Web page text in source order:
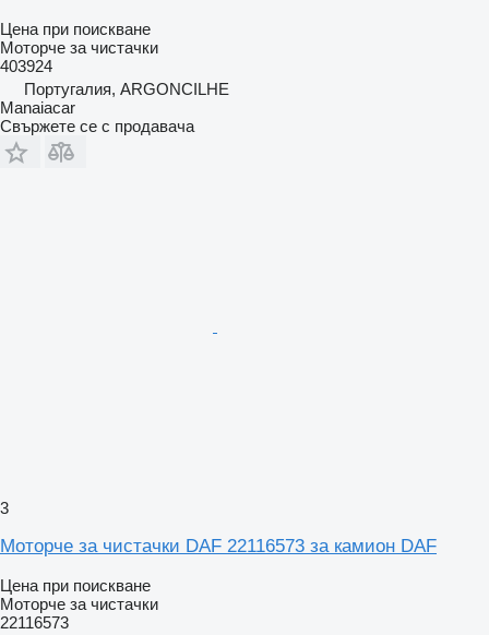
Цена при поискване
Моторче за чистачки
403924
Португалия, ARGONCILHE
Manaiacar
Свържете се с продавача
3
Моторче за чистачки DAF 22116573 за камион DAF
Цена при поискване
Моторче за чистачки
22116573